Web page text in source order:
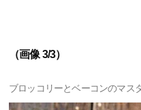
（画像 3/3）
ブロッコリーとベーコンのマス